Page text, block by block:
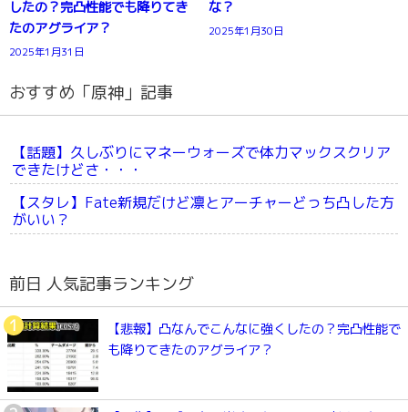
したの？完凸性能でも降りてき
たのアグライア？
2025年1月31日
な？
2025年1月30日
おすすめ「原神」記事
【話題】久しぶりにマネーウォーズで体力マックスクリア
できたけどさ・・・
【スタレ】Fate新規だけど凛とアーチャーどっち凸した方
がいい？
前日 人気記事ランキング
【悲報】凸なんでこんなに強くしたの？完凸性能で
も降りてきたのアグライア？